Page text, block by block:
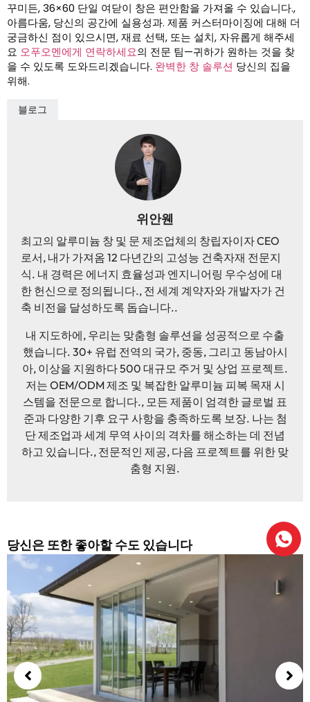
꾸미든, 36×60 단일 여닫이 창은 편안함을 가져올 수 있습니다.,
아름다움, 당신의 공간에 실용성과. 제품 커스터마이징에 대해 더
궁금하신 점이 있으시면, 재료 선택, 또는 설치, 자유롭게 해주세
요 오푸오멘에게 연락하세요의 전문 팀—귀하가 원하는 것을 찾
을 수 있도록 도와드리겠습니다. 완벽한 창 솔루션 당신의 집을
위해.
블로그
위안웬
최고의 알루미늄 창 및 문 제조업체의 창립자이자 CEO
로서, 내가 가져옴 12 다년간의 고성능 건축자재 전문지
식. 내 경력은 에너지 효율성과 엔지니어링 우수성에 대
한 헌신으로 정의됩니다., 전 세계 계약자와 개발자가 건
축 비전을 달성하도록 돕습니다..
내 지도하에, 우리는 맞춤형 솔루션을 성공적으로 수출
했습니다. 30+ 유럽 ​​전역의 국가, 중동, 그리고 동남아시
아, 이상을 지원하다 500 대규모 주거 및 상업 프로젝트.
저는 OEM/ODM 제조 및 복잡한 알루미늄 피복 목재 시
스템을 전문으로 합니다., 모든 제품이 엄격한 글로벌 표
준과 다양한 기후 요구 사항을 충족하도록 보장. 나는 첨
단 제조업과 세계 무역 사이의 격차를 해소하는 데 전념
하고 있습니다., 전문적인 제공, 다음 프로젝트를 위한 맞
춤형 지원.
당신은 또한 좋아할 수도 있습니다